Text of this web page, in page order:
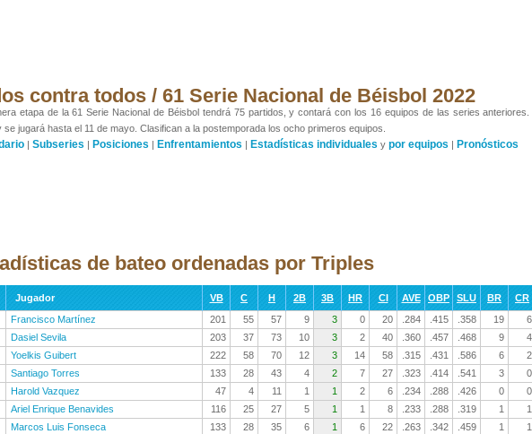
contra todos / 61 Serie Nacional de Béisbol 2022
etapa de la 61 Serie Nacional de Béisbol tendrá 75 partidos, y contará con los 16 equipos de las series
se jugará hasta el 11 de mayo. Clasifican a la postemporada los ocho primeros equipos.
| Subseries | Posiciones | Enfrentamientos | Estadísticas individuales y por equipos | Pronósticos
de bateo ordenadas por Triples
Jugador VB C H 2B 3B HR CI AVE OBP SLU BR CR
Francisco Martínez 201 55 57 9 3 0 20 .284 .415 .358 19 6
Dasiel Sevila
203 37 73 10 3 2 40 .360 .457 .468 9 4
Yoelkis Guibert
222 58 70 12 3 14 58 .315 .431 .586 6 2
Santiago Torres 133 28 43 4 2 7 27 .323 .414 .541 3 0
Harold Vazquez 47 4 11 1 1 2 6 .234 .288 .426 0 0
Ariel Enrique Benavides
116 25 27 5 1 1 8 .233 .288 .319 1 1
Marcos Luis Fonseca
133 28 35 6 1 6 22 .263 .342 .459 1 1